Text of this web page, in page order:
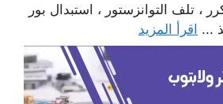
، تلف التوانزستور ، استبدال بور
... اقرأ المزيد